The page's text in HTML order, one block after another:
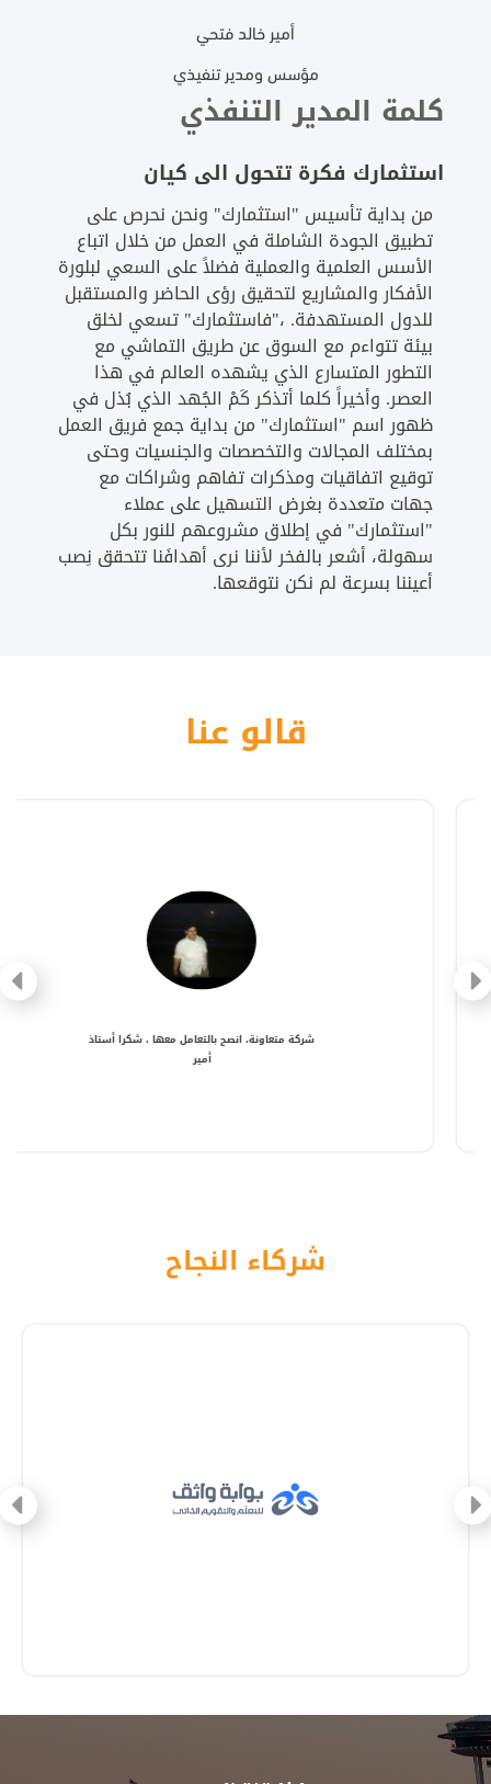
أمير خالد فتحي
مؤسس ومدير تنفيذي
كلمة المدير التنفذي
استثمارك فكرة تتحول الى كيان
من بداية تأسيس "استثمارك" ونحن نحرص على
تطبيق الجودة الشاملة في العمل من خلال اتباع
الأسس العلمية والعملية فضلاً على السعي لبلورة
الأفكار والمشاريع لتحقيق رؤى الحاضر والمستقبل
للدول المستهدفة. ،"فاستثمارك" تسعي لخلق
بيئة تتواءم مع السوق عن طريق التماشي مع
التطور المتسارع الذي يشهده العالم في هذا
العصر. وأخيراً كلما أتذكر كَمْ الجُهد الذي بُذل في
ظهور اسم "استثمارك" من بداية جمع فريق العمل
بمختلف المجالات والتخصصات والجنسيات وحتى
توقيع اتفاقيات ومذكرات تفاهم وشراكات مع
جهات متعددة بغرض التسهيل على عملاء
"استثمارك" في إطلاق مشروعهم للنور بكل
سهولة، أشعر بالفخر لأننا نرى أهدافَنا تتحقق نِصب
أعيننا بسرعة لم نكن نتوقعها.
قالو عنا
شركة متعاونة، انصح بالتعامل معها ، شكرا أستاذ
شركاء النجاح